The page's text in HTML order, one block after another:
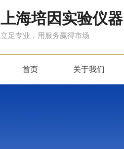
上海培因实验仪器
立足专业，用服务赢得市场
首页 关于我们